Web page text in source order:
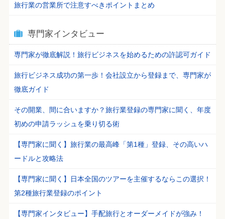
旅行業の営業所で注意すべきポイントまとめ
専門家インタビュー
専門家が徹底解説！旅行ビジネスを始めるための許認可ガイド
旅行ビジネス成功の第一歩！会社設立から登録まで、専門家が
徹底ガイド
その開業、間に合いますか？旅行業登録の専門家に聞く、年度
初めの申請ラッシュを乗り切る術
【専門家に聞く】旅行業の最高峰「第1種」登録、その高いハ
ードルと攻略法
【専門家に聞く】日本全国のツアーを主催するならこの選択！
第2種旅行業登録のポイント
【専門家インタビュー】手配旅行とオーダーメイドが強み！